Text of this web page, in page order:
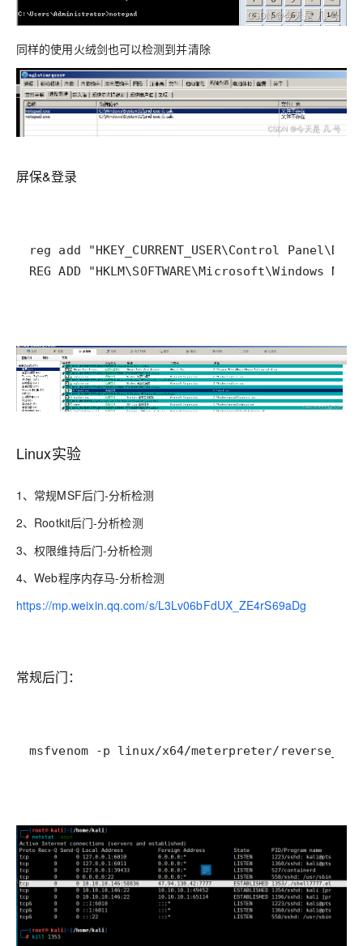
同样的使用火绒剑也可以检测到并清除
屏保&登录
Linux实验
1、常规MSF后门-分析检测
2、Rootkit后门-分析检测
3、权限维持后门-分析检测
4、Web程序内存马-分析检测
https://mp.weixin.qq.com/s/L3Lv06bFdUX_ZE4rS69aDg
常规后门：